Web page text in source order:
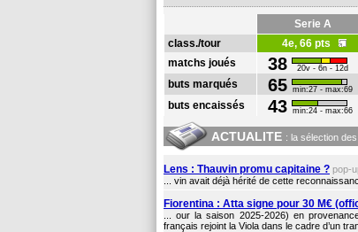
Serie A
class./tour
4e, 66 pts
matchs joués 38 20v - 6n - 12d
buts marqués
65 min:27 - max:69
buts encaissés
43 min:24 - max:66
ACTUALITE : la sélection
Lens : Thauvin promu capitaine ? pop-
... vin avait déjà hérité de cette
Fiorentina : Atta signe pour 30 M€
... our la saison 2025-2026) en
français rejoint la Viola dans le cadre d’un